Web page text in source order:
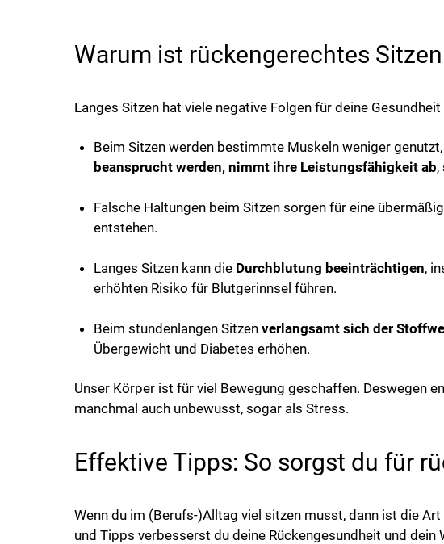
Warum ist rückengerechtes
Langes Sitzen hat viele negative Folgen für deine
Beim Sitzen werden bestimmte Muskeln weniger
beansprucht werden, nimmt ihre Leistungsfähigkeit ab,
Falsche Haltungen beim Sitzen sorgen für eine
entstehen.
Langes Sitzen kann die Durchblutung beeinträchtigen,
erhöhten Risiko für Blutgerinnsel führen.
Beim stundenlangen Sitzen verlangsamt sich der
Übergewicht und Diabetes erhöhen.
Unser Körper ist für viel Bewegung geschaffen. Deswegen
manchmal auch unbewusst, sogar als Stress.
Effektive Tipps: So sorgst du für
Wenn du im (Berufs-)Alltag viel sitzen musst, dann ist die
und Tipps verbesserst du deine Rückengesundheit und dein